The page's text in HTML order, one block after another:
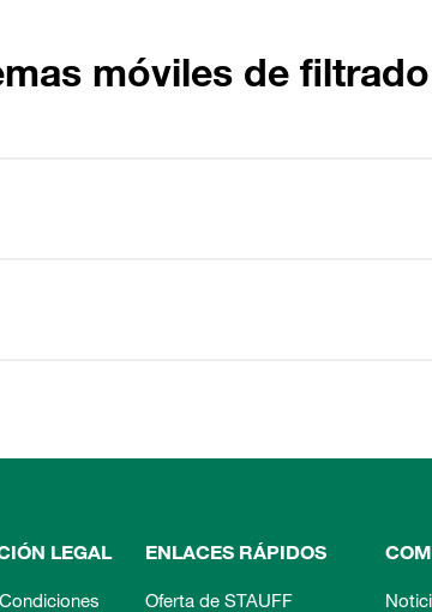
móviles de filtrado
LEGAL ENLACES RÁPIDOS
Oferta de STAUFF